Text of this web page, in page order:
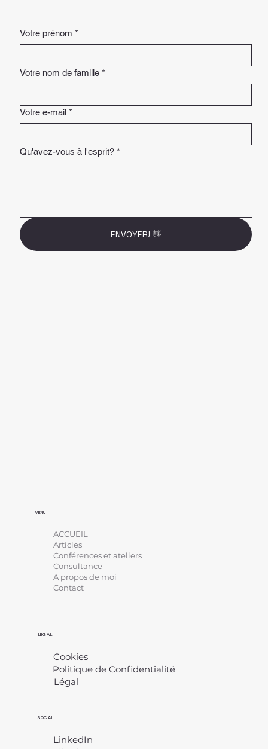
Votre prénom *
Votre nom de famille *
Votre e-mail *
Qu'avez-vous à l'esprit? *
ENVOYER! 👋
LÉGAL
Cookies
Politique de Confidentialité
Légal
SOCIAL
LinkedIn
MENU
ACCUEIL
Articles
Conférences et ateliers
Consultance
A propos de moi
Contact